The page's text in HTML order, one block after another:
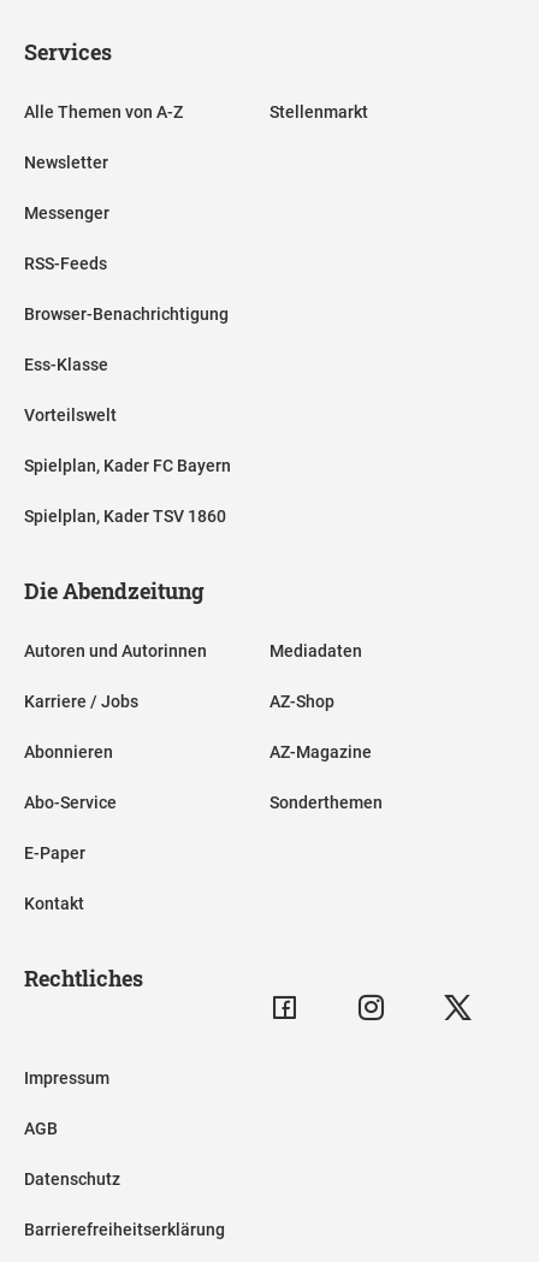
Services
Alle Themen von A-Z
Newsletter
Messenger
RSS-Feeds
Browser-Benachrichtigung
Ess-Klasse
Vorteilswelt
Spielplan, Kader FC Bayern
Spielplan, Kader TSV 1860
Stellenmarkt
Die Abendzeitung
Autoren und Autorinnen
Karriere / Jobs
Abonnieren
Abo-Service
E-Paper
Kontakt
Mediadaten
AZ-Shop
AZ-Magazine
Sonderthemen
Rechtliches
Impressum
AGB
Datenschutz
Barrierefreiheitserklärung